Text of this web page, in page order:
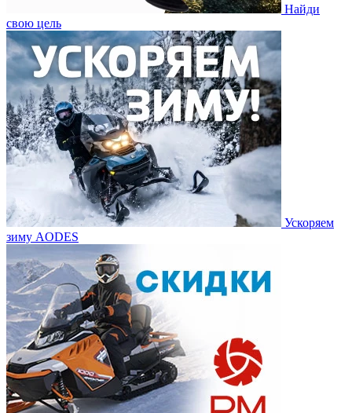
Найди
свою цель
Ускоряем
зиму AODES